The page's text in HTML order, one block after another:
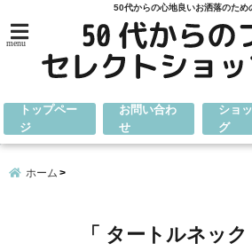
50代からの心地良いお洒落のため
menu
トップペー
ジ
お問い合わ
せ
ショ
グ
ホーム
「 タートルネッ